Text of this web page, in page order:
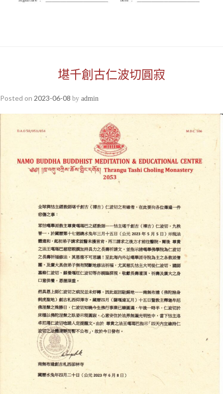
堪千創古仁波切圓寂
Posted on 2023-06-08 by admin